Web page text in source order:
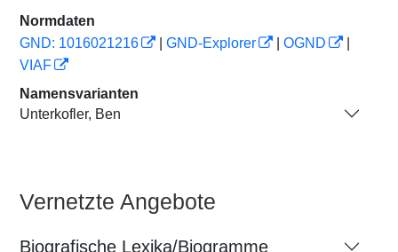
Normdaten
GND: 1016021216
GND-Explorer OGND
VIAF
Namensvarianten
Unterkofler, Ben
Vernetzte Angebote
Biografische Lexika/Biogramme